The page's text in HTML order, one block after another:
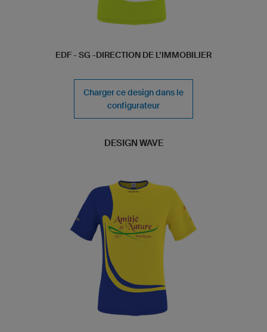
EDF - SG -DIRECTION DE L’IMMOBILIER
Charger ce design dans le
configurateur
DESIGN WAVE